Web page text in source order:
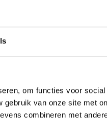
om functies voor
van onze site met
combineren met
Velux